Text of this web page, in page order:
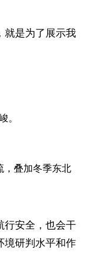
就是为了展示我
。
，叠加冬季东北
行安全，也会干
境研判水平和作